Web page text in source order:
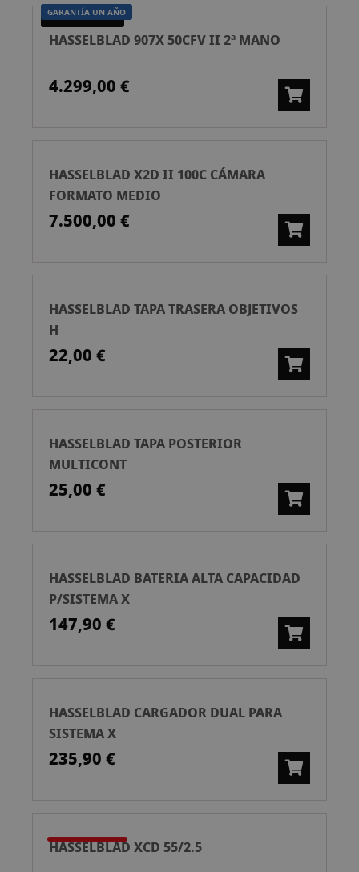
GARANTÍA UN AÑO
SEGUNDA MANO
HASSELBLAD 907X 50CFV II 2ª MANO
4.299,00 €
HASSELBLAD X2D II 100C CÁMARA
FORMATO MEDIO
7.500,00 €
HASSELBLAD TAPA TRASERA OBJETIVOS
H
22,00 €
HASSELBLAD TAPA POSTERIOR
MULTICONT
25,00 €
HASSELBLAD BATERIA ALTA CAPACIDAD
P/SISTEMA X
147,90 €
HASSELBLAD CARGADOR DUAL PARA
SISTEMA X
235,90 €
HASSELBLAD XCD 55/2.5